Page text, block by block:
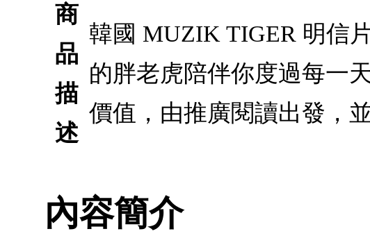
商
品
描
述
韓國 MUZIK TIGER 明信
的胖老虎陪伴你度過每一
價值，由推廣閱讀出發，並
內容簡介